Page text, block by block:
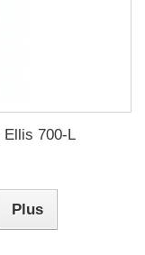
Ellis 700-L
Plus